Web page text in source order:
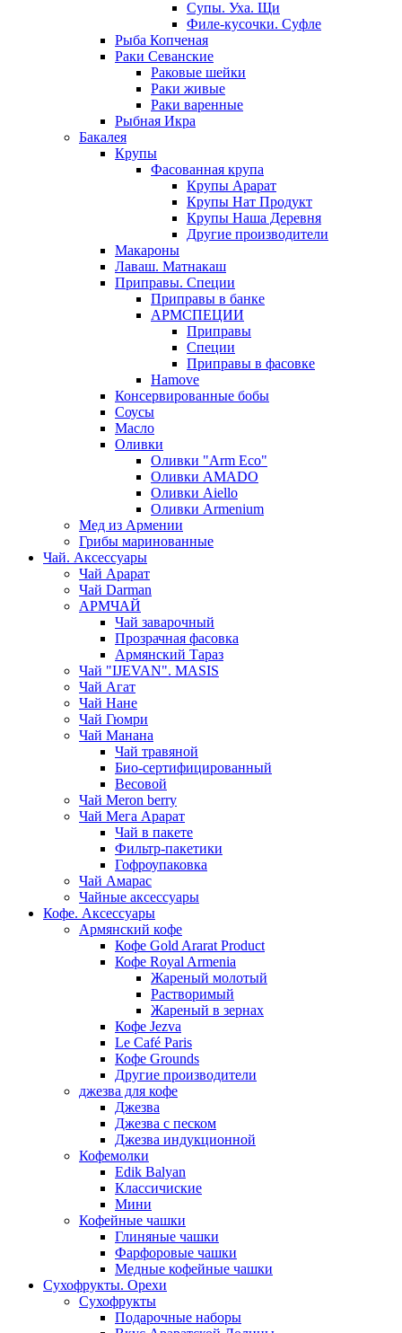
Супы. Уха. Щи
Филе-кусочки. Суфле
Рыба Копченая
Раки Севанские
Раковые шейки
Раки живые
Раки варенные
Рыбная Икра
Бакалея
Крупы
Фасованная крупа
Крупы Арарат
Крупы Нат Продукт
Крупы Наша Деревня
Другие производители
Макароны
Лаваш. Матнакаш
Приправы. Специи
Приправы в банке
АРМСПЕЦИИ
Приправы
Специи
Приправы в фасовке
Hamove
Консервированные бобы
Соусы
Масло
Оливки
Оливки "Arm Eco"
Оливки AMADO
Оливки Aiello
Оливки Armenium
Мед из Армении
Грибы маринованные
Чай. Аксессуары
Чай Арарат
Чай Darman
АРМЧАЙ
Чай заварочный
Прозрачная фасовка
Армянский Тараз
Чай "IJEVAN". MASIS
Чай Агат
Чай Нане
Чай Гюмри
Чай Манана
Чай травяной
Био-сертифицированный
Весовой
Чай Meron berry
Чай Мега Арарат
Чай в пакете
Фильтр-пакетики
Гофроупаковка
Чай Амарас
Чайные аксессуары
Кофе. Аксессуары
Армянский кофе
Кофе Gold Ararat Product
Кофе Royal Armenia
Жареный молотый
Растворимый
Жареный в зернах
Кофе Jezva
Le Café Paris
Кофе Grounds
Другие производители
джезва для кофе
Джезва
Джезва с песком
Джезва индукционной
Кофемолки
Edik Balyan
Классичиские
Мини
Кофейные чашки
Глиняные чашки
Фарфоровые чашки
Медные кофейные чашки
Сухофрукты. Орехи
Сухофрукты
Подарочные наборы